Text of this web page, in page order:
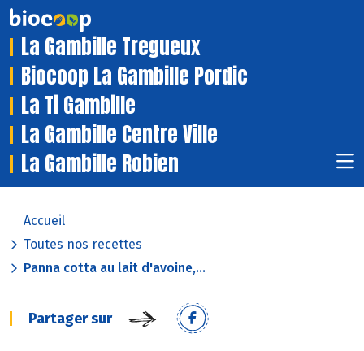
La Gambille Tregueux
Biocoop La Gambille Pordic
La Ti Gambille
La Gambille Centre Ville
La Gambille Robien
Accueil
Toutes nos recettes
Panna cotta au lait d'avoine,...
Partager sur